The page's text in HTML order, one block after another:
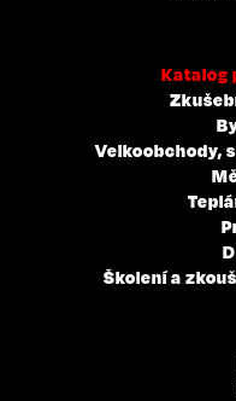
Katalog
Velkoobchody,
Školení a